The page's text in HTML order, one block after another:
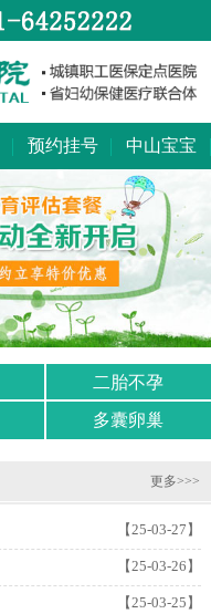
预约挂号 中山宝宝
二胎不孕
多囊卵巢
更多>>>
【25-03-27】
【25-03-26】
【25-03-25】